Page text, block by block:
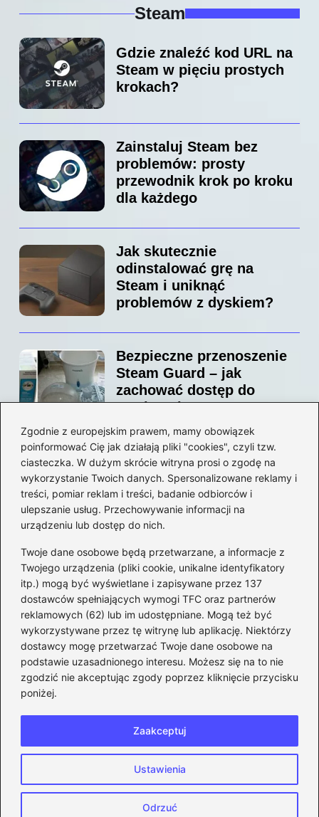
Zgodnie z europejskim prawem, mamy obowiązek
poinformować Cię jak działają pliki "cookies", czyli tzw.
ciasteczka. W dużym skrócie witryna prosi o zgodę na
wykorzystanie Twoich danych. Spersonalizowane reklamy i
treści, pomiar reklam i treści, badanie odbiorców i
ulepszanie usług. Przechowywanie informacji na
urządzeniu lub dostęp do nich.
Twoje dane osobowe będą przetwarzane, a informacje z
Twojego urządzenia (pliki cookie, unikalne identyfikatory
itp.) mogą być wyświetlane i zapisywane przez 137
dostawców spełniających wymogi TFC oraz partnerów
reklamowych (62) lub im udostępniane. Mogą też być
wykorzystywane przez tę witrynę lub aplikację. Niektórzy
dostawcy mogę przetwarzać Twoje dane osobowe na
podstawie uzasadnionego interesu. Możesz się na to nie
zgodzić nie akceptując zgody poprzez kliknięcie przycisku
poniżej.
Ustawienia
Odrzuć
Zaakceptuj
Steam
Gdzie znaleźć kod URL na
Steam w pięciu prostych
krokach?
Zainstaluj Steam bez
problemów: prosty
przewodnik krok po kroku
dla każdego
Jak skutecznie
odinstalować grę na
Steam i uniknąć
problemów z dyskiem?
Bezpieczne przenoszenie
Steam Guard – jak
zachować dostęp do
swojego konta?
Jak bez stresu zmienić
adres email na Steam –
prosty przewodnik krok po
kroku
Kategorie
CS:GO(26)
FIFA(90)
Forza Horizon(22)
Gry(186)
Modyfikacje(42)
Spolszczenia(101)
Copyright © 2026 eFIFA.pl
Prywatność
Zasady użytkowania
Napisz do nas